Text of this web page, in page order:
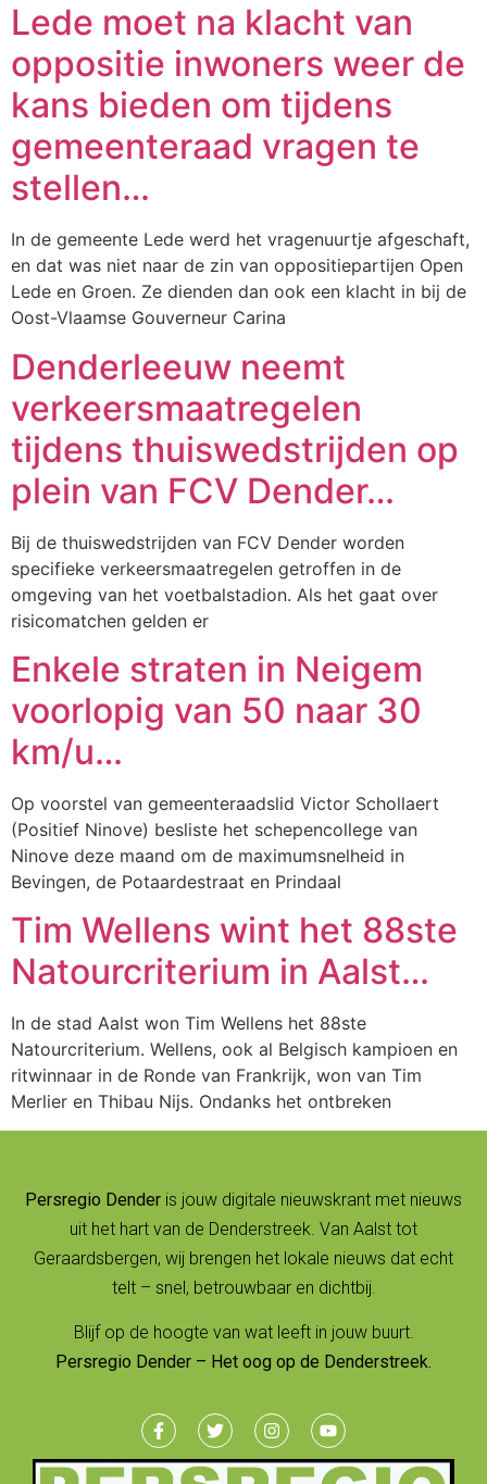
Lede moet na klacht van
oppositie inwoners weer de
kans bieden om tijdens
gemeenteraad vragen te
stellen…
In de gemeente Lede werd het vragenuurtje afgeschaft,
en dat was niet naar de zin van oppositiepartijen Open
Lede en Groen. Ze dienden dan ook een klacht in bij de
Oost-Vlaamse Gouverneur Carina
Denderleeuw neemt
verkeersmaatregelen
tijdens thuiswedstrijden op
plein van FCV Dender…
Bij de thuiswedstrijden van FCV Dender worden
specifieke verkeersmaatregelen getroffen in de
omgeving van het voetbalstadion. Als het gaat over
risicomatchen gelden er
Enkele straten in Neigem
voorlopig van 50 naar 30
km/u…
Op voorstel van gemeenteraadslid Victor Schollaert
(Positief Ninove) besliste het schepencollege van
Ninove deze maand om de maximumsnelheid in
Bevingen, de Potaardestraat en Prindaal
Tim Wellens wint het 88ste
Natourcriterium in Aalst…
In de stad Aalst won Tim Wellens het 88ste
Natourcriterium. Wellens, ook al Belgisch kampioen en
ritwinnaar in de Ronde van Frankrijk, won van Tim
Merlier en Thibau Nijs. Ondanks het ontbreken
Persregio Dender is jouw digitale nieuwskrant met nieuws
uit het hart van de Denderstreek. Van Aalst tot
Geraardsbergen, wij brengen het lokale nieuws dat echt
telt – snel, betrouwbaar en dichtbij.
Blijf op de hoogte van wat leeft in jouw buurt.
Persregio Dender – Het oog op de Denderstreek.